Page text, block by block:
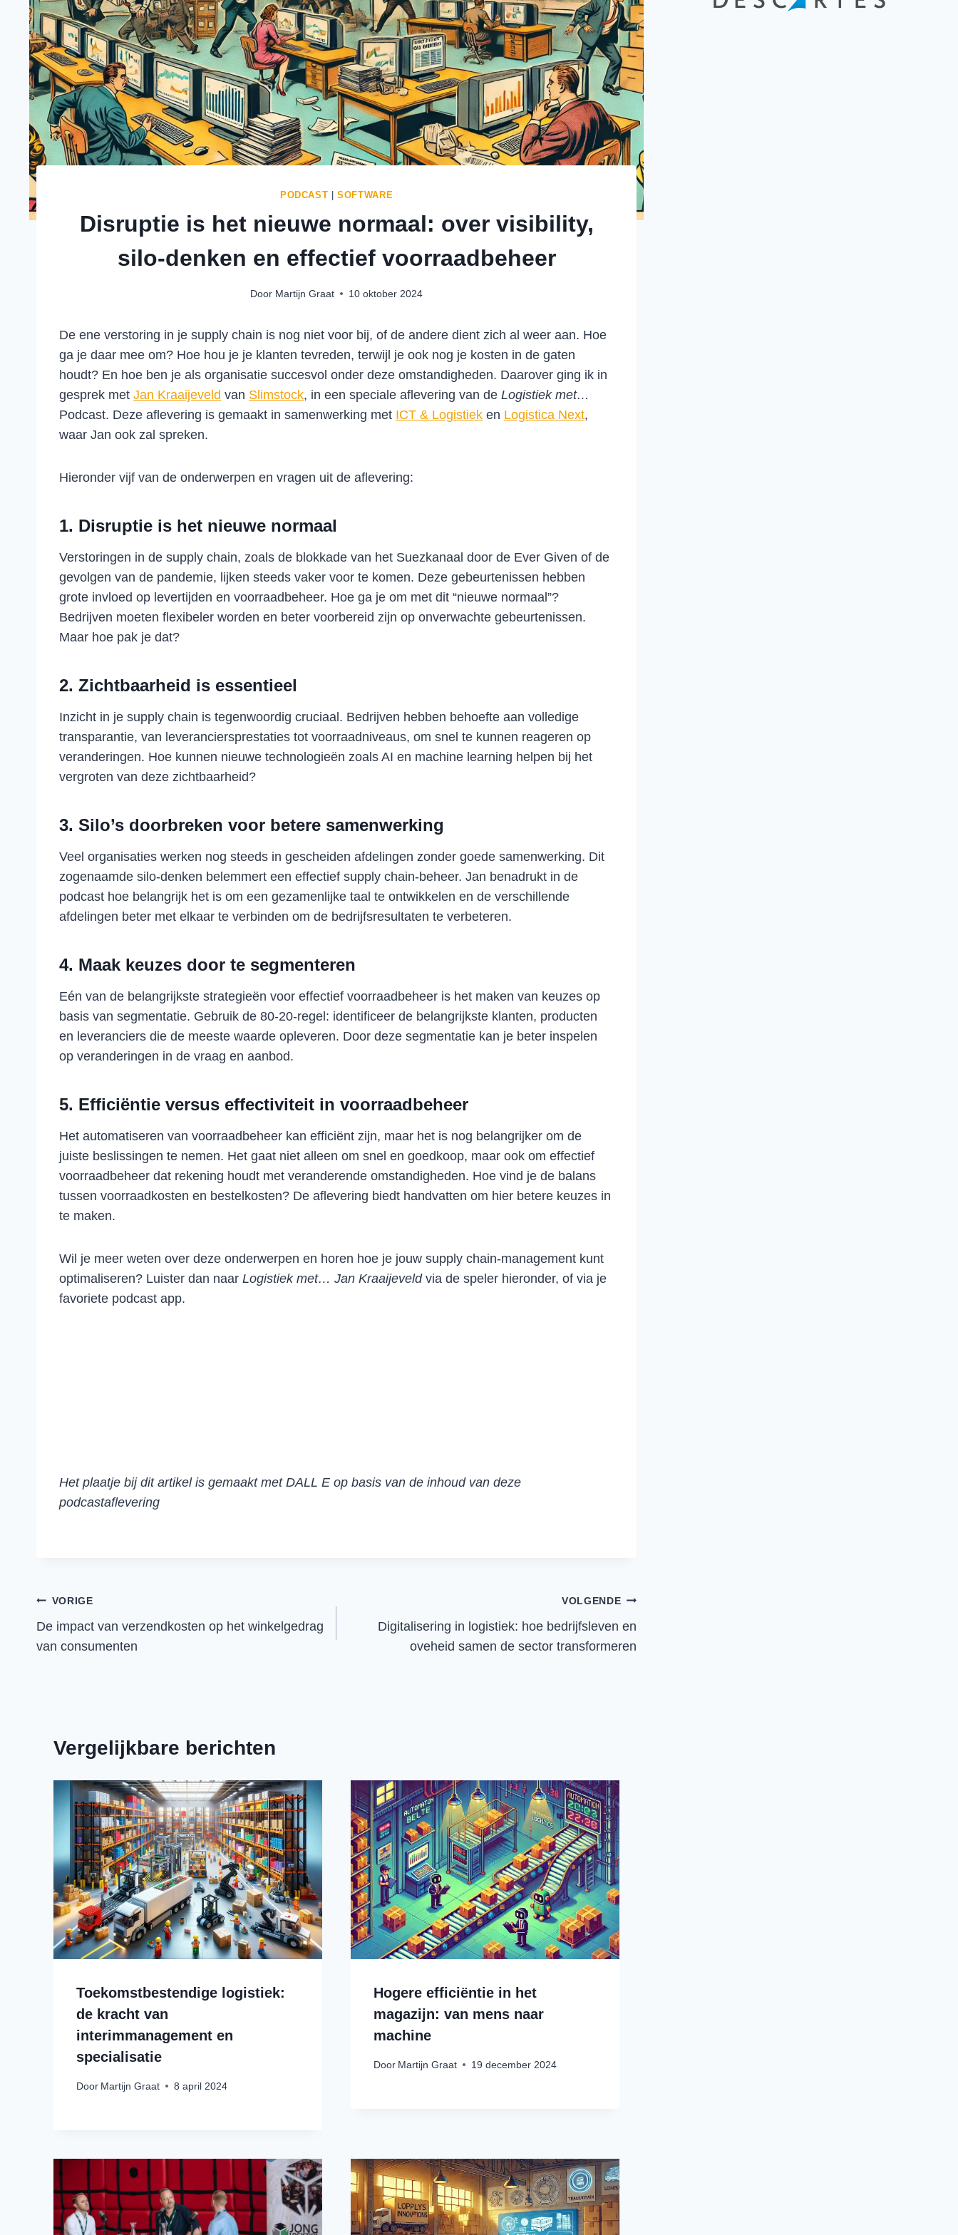
PODCAST |SOFTWARE
Disruptie is het nieuwe normaal: over visibility,
silo-denken en effectief voorraadbeheer
Door Martijn Graat 10 oktober 2024
De ene verstoring in je supply chain is nog niet voor bij, of de andere dient zich al weer aan. Hoe
ga je daar mee om? Hoe hou je je klanten tevreden, terwijl je ook nog je kosten in de gaten
houdt? En hoe ben je als organisatie succesvol onder deze omstandigheden. Daarover ging ik in
gesprek met Jan Kraaijeveld van Slimstock, in een speciale aflevering van de Logistiek met…
Podcast. Deze aflevering is gemaakt in samenwerking met ICT & Logistiek en Logistica Next,
waar Jan ook zal spreken.
Hieronder vijf van de onderwerpen en vragen uit de aflevering:
1. Disruptie is het nieuwe normaal
Verstoringen in de supply chain, zoals de blokkade van het Suezkanaal door de Ever Given of de
gevolgen van de pandemie, lijken steeds vaker voor te komen. Deze gebeurtenissen hebben
grote invloed op levertijden en voorraadbeheer. Hoe ga je om met dit “nieuwe normaal”?
Bedrijven moeten flexibeler worden en beter voorbereid zijn op onverwachte gebeurtenissen.
Maar hoe pak je dat?
2. Zichtbaarheid is essentieel
Inzicht in je supply chain is tegenwoordig cruciaal. Bedrijven hebben behoefte aan volledige
transparantie, van leveranciersprestaties tot voorraadniveaus, om snel te kunnen reageren op
veranderingen. Hoe kunnen nieuwe technologieën zoals AI en machine learning helpen bij het
vergroten van deze zichtbaarheid?
3. Silo’s doorbreken voor betere samenwerking
Veel organisaties werken nog steeds in gescheiden afdelingen zonder goede samenwerking. Dit
zogenaamde silo-denken belemmert een effectief supply chain-beheer. Jan benadrukt in de
podcast hoe belangrijk het is om een gezamenlijke taal te ontwikkelen en de verschillende
afdelingen beter met elkaar te verbinden om de bedrijfsresultaten te verbeteren.
4. Maak keuzes door te segmenteren
Eén van de belangrijkste strategieën voor effectief voorraadbeheer is het maken van keuzes op
basis van segmentatie. Gebruik de 80-20-regel: identificeer de belangrijkste klanten, producten
en leveranciers die de meeste waarde opleveren. Door deze segmentatie kan je beter inspelen
op veranderingen in de vraag en aanbod.
5. Efficiëntie versus effectiviteit in voorraadbeheer
Het automatiseren van voorraadbeheer kan efficiënt zijn, maar het is nog belangrijker om de
juiste beslissingen te nemen. Het gaat niet alleen om snel en goedkoop, maar ook om effectief
voorraadbeheer dat rekening houdt met veranderende omstandigheden. Hoe vind je de balans
tussen voorraadkosten en bestelkosten? De aflevering biedt handvatten om hier betere keuzes in
te maken.
Wil je meer weten over deze onderwerpen en horen hoe je jouw supply chain-management kunt
optimaliseren? Luister dan naar Logistiek met… Jan Kraaijeveldvia de speler hieronder, of via je
favoriete podcast app.
Het plaatje bij dit artikel is gemaakt met DALL E op basis van de inhoud van deze
podcastaflevering
Bericht
navigatie
VORIGE
De impact van verzendkosten op het winkelgedrag
van consumenten
VOLGENDE
Digitalisering in logistiek: hoe bedrijfsleven en
oveheid samen de sector transformeren
Vergelijkbare berichten
Toekomstbestendige logistiek:
de kracht van
interimmanagement en
specialisatie
Door Martijn Graat 8 april 2024
Hogere efficiëntie in het
magazijn: van mens naar
machine
Door Martijn Graat 19 december 2024